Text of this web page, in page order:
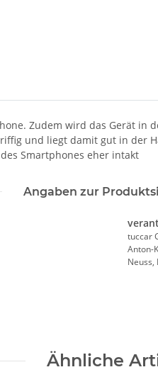
Zudem wird das Gerät
und liegt damit gut in der
Smartphones eher intakt
Angaben zur
tuccar
Anton-
Neuss,
Ähnliche